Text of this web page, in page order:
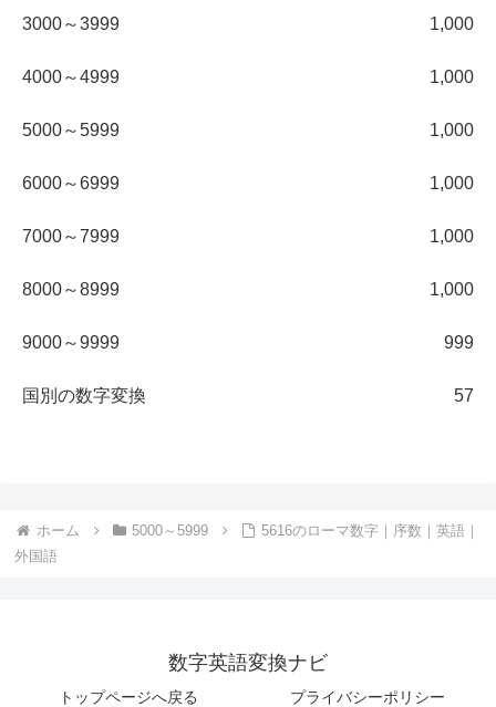
3000～3999 1,000
4000～4999 1,000
5000～5999 1,000
6000～6999 1,000
7000～7999 1,000
8000～8999 1,000
9000～9999 999
国別の数字変換 57
ホーム 5000～5999
5616のローマ数字｜序数｜英語｜
外国語
数字英語変換ナビ
トップページへ戻る プライバシーポリシー